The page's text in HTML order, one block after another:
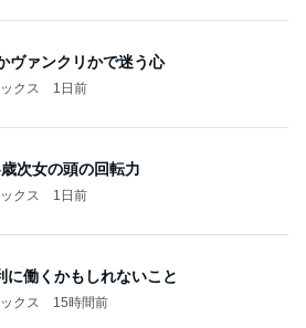
ヴァンクリかで迷う心
クス 1日前
次女の頭の回転力
クス 1日前
に働くかもしれないこと
クス 15時間前